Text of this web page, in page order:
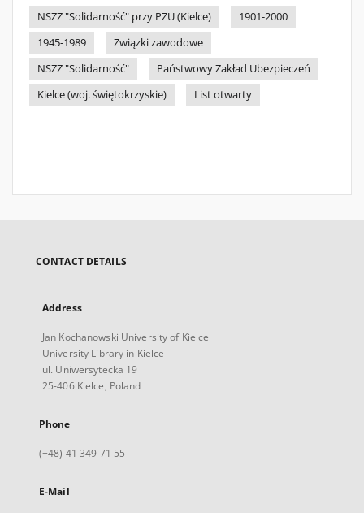
NSZZ "Solidarność" przy PZU (Kielce)
1901-2000
1945-1989
Związki zawodowe
NSZZ "Solidarność"
Państwowy Zakład Ubezpieczeń
Kielce (woj. świętokrzyskie)
List otwarty
CONTACT DETAILS
Address
Jan Kochanowski University of Kielce
University Library in Kielce
ul. Uniwersytecka 19
25-406 Kielce, Poland
Phone
(+48) 41 349 71 55
E-Mail